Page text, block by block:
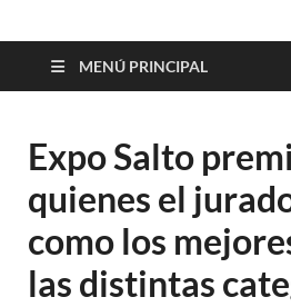
MENÚ PRINCIPAL
Expo Salto
quienes el
como los
las distintas